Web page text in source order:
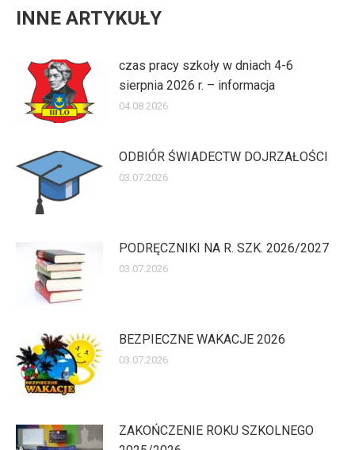
INNE ARTYKUŁY
czas pracy szkoły w dniach 4-6
sierpnia 2026 r. – informacja
04.08.2026
ODBIÓR ŚWIADECTW DOJRZAŁOŚCI
03.07.2026
PODRĘCZNIKI NA R. SZK. 2026/2027
03.07.2026
BEZPIECZNE WAKACJE 2026
03.07.2026
ZAKOŃCZENIE ROKU SZKOLNEGO